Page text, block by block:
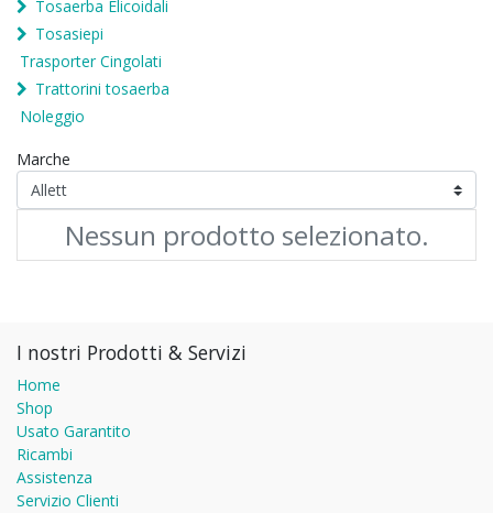
Tosaerba Elicoidali
Tosasiepi
Trasporter Cingolati
Trattorini tosaerba
Noleggio
Marche
Nessun prodotto selezionato.
I nostri Prodotti & Servizi
Home
Shop
Usato Garantito
Ricambi
Assistenza
Servizio Clienti